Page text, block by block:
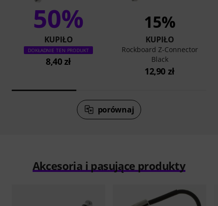
50%
KUPIŁO
DOKŁADNIE TEN PRODUKT
8,40 zł
15%
KUPIŁO
Rockboard Z-Connector
Black
12,90 zł
porównaj
Akcesoria i pasujące produkty